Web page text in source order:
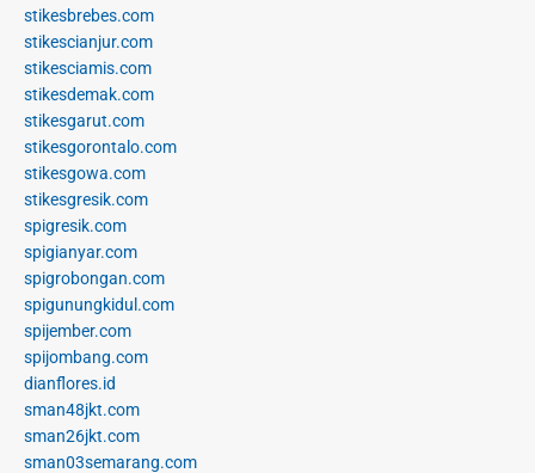
stikesbrebes.com
stikescianjur.com
stikesciamis.com
stikesdemak.com
stikesgarut.com
stikesgorontalo.com
stikesgowa.com
stikesgresik.com
spigresik.com
spigianyar.com
spigrobongan.com
spigunungkidul.com
spijember.com
spijombang.com
dianflores.id
sman48jkt.com
sman26jkt.com
sman03semarang.com